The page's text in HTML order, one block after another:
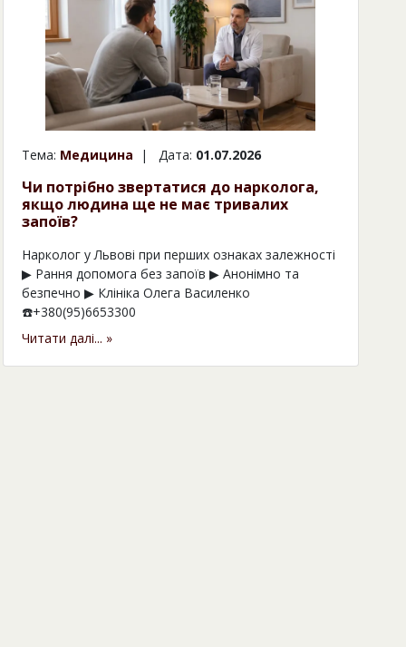
Тема: Медицина | Дата: 01.07.2026
Чи потрібно звертатися до нарколога,
якщо людина ще не має тривалих
запоїв?
Нарколог у Львові при перших ознаках залежності
▶︎ Рання допомога без запоїв ▶︎ Анонімно та
безпечно ▶︎ Клініка Олега Василенко
☎️+380(95)6653300
Читати далі... »